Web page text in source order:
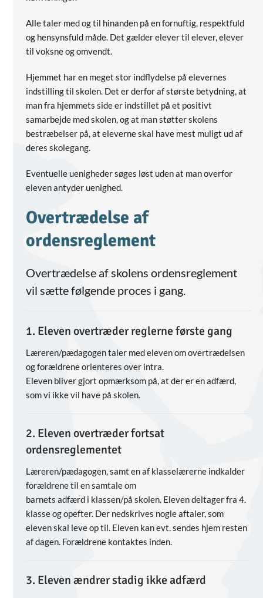
Alle taler med og til hinanden på en fornuftig, respektfuld
og hensynsfuld måde. Det gælder elever til elever, elever
til voksne og omvendt.
Hjemmet har en meget stor indflydelse på elevernes
indstilling til skolen. Det er derfor af største betydning, at
man fra hjemmets side er indstillet på et positivt
samarbejde med skolen, og at man støtter skolens
bestræbelser på, at eleverne skal have mest muligt ud af
deres skolegang.
Eventuelle uenigheder søges løst uden at man overfor
eleven antyder uenighed.
Overtrædelse af
ordensreglement
Overtrædelse af skolens ordensreglement
vil sætte følgende proces i gang.
1. Eleven overtræder reglerne første gang
Læreren/pædagogen taler med eleven om overtrædelsen
og forældrene orienteres over intra.
Eleven bliver gjort opmærksom på, at der er en adfærd,
som vi ikke vil have på skolen.
2. Eleven overtræder fortsat
ordensreglementet
Læreren/pædagogen, samt en af klasselærerne indkalder
forældrene til en samtale om
barnets adfærd i klassen/på skolen. Eleven deltager fra 4.
klasse og opefter. Der nedskrives nogle aftaler, som
eleven skal leve op til. Eleven kan evt. sendes hjem resten
af dagen. Forældrene kontaktes inden.
3. Eleven ændrer stadig ikke adfærd